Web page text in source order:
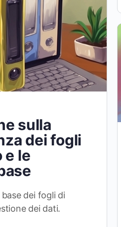
sulla
dei fogli
e le
dei fogli di
dei dati.